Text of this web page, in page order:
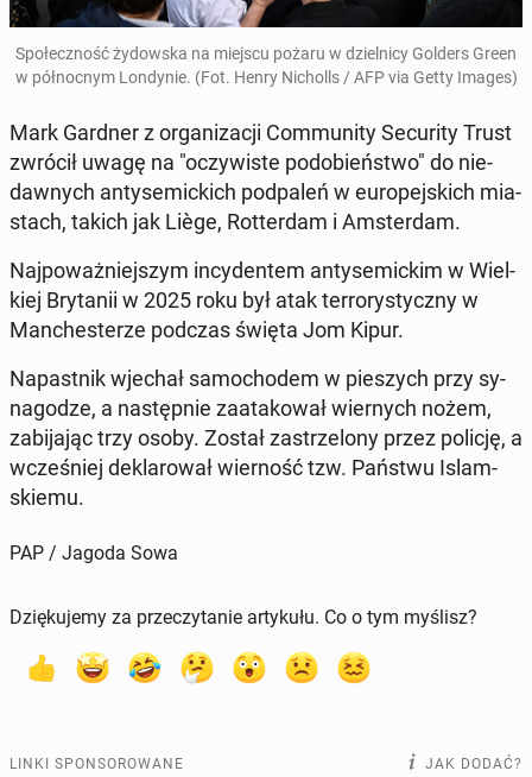
Spo­łecz­ność ży­dow­ska na miejscu pożaru w dziel­ni­cy Golders Green
w pół­noc­nym Lon­dy­nie. (Fot. Henry Ni­cholls / AFP via Getty Images)
Mark Gardner z or­ga­ni­za­cji Com­mu­ni­ty Se­cu­ri­ty Trust
zwrócił uwagę na "oczy­wi­ste po­do­bień­stwo" do nie­
daw­nych an­ty­se­mic­kich pod­pa­leń w eu­ro­pej­skich mia­
stach, takich jak Liège, Rot­ter­dam i Am­ster­dam.
Naj­po­waż­niej­szym in­cy­den­tem an­ty­se­mic­kim w Wiel­
kiej Bry­ta­nii w 2025 roku był atak ter­ro­ry­stycz­ny w
Man­che­ste­rze podczas święta Jom Kipur.
Na­past­nik wjechał sa­mo­cho­dem w pie­szych przy sy­
na­go­dze, a na­stęp­nie za­ata­ko­wał wier­nych nożem,
za­bi­ja­jąc trzy osoby. Został za­strze­lo­ny przez policję, a
wcze­śniej de­kla­ro­wał wier­ność tzw. Państwu Is­lam­
skie­mu.
PAP / Jagoda Sowa
Dziękujemy za przeczytanie artykułu. Co o tym myślisz?
LINKI SPONSOROWANE JAK DODAĆ?